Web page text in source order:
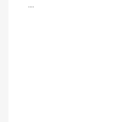
....